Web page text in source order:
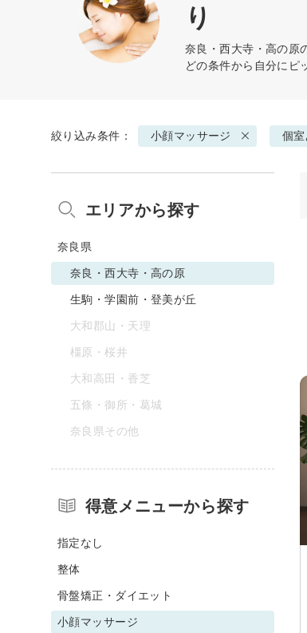
り
奈良・西大寺・高の原
どの条件から自分にピ
絞り込み条件： 小顔マッサージ 個室
エリアから探す
奈良県
奈良・西大寺・高の原
生駒・学園前・登美が丘
大和郡山・天理
橿原・桜井
大和高田・香芝
五條・御所・葛城
奈良県その他
得意メニューから探す
指定なし
整体
骨盤矯正・ダイエット
小顔マッサージ